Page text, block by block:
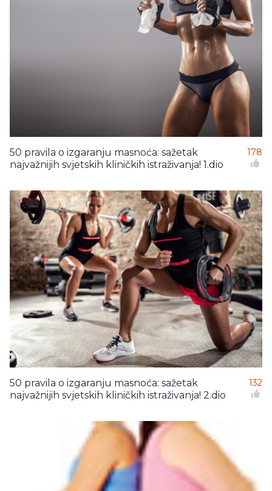
50 pravila o izgaranju masnoća: sažetak
najvažnijih svjetskih kliničkih istraživanja! 1.dio
178
50 pravila o izgaranju masnoća: sažetak
najvažnijih svjetskih kliničkih istraživanja! 2.dio
132